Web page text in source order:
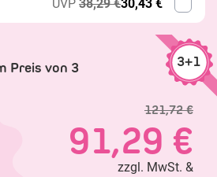
UVP 38,29 €30,43 €
3+1
Preis von 3
121,72 €
91,29 €
zzgl. MwSt. &